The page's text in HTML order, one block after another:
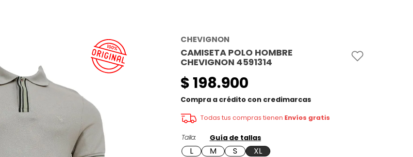
CHEVIGNON
CAMISETA POLO HOMBRE
CHEVIGNON 4591314
$198.900
Compra a crédito con credimarcas
Todas tus compras tienen Envíos gratis
Talla
L M S XL
Guía de tallas